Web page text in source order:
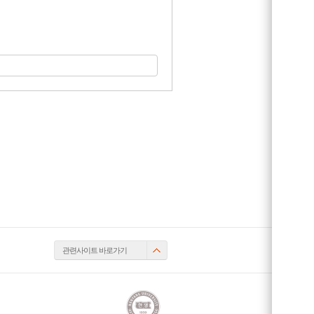
관련사이트 바로가기